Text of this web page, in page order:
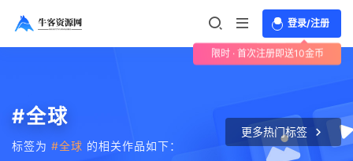
登录/注册
限时 · 首次注册即送10金币
#全球
标签为 #全球 的相关作品如下：
更多热门标签